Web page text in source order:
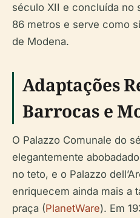
século XII e concluída no
86 metros e serve como
de Modena.
Adaptações
Barrocas e
O Palazzo Comunale do
elegantemente
no teto, e o Palazzo
enriquecem ainda mais a
praça (PlanetWare). Em